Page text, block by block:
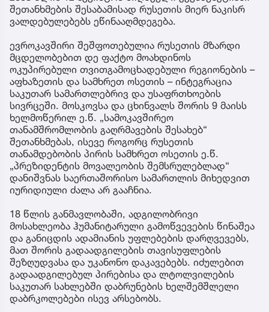
შეთანხმების შესაბამისად რუსეთის მიერ ნაკისრ
ვალდებულებებს ეწინააღმდეგება.
ევროკავშირი შეშფოთებულია რუსეთის მზარდი
მცდელობებით დე ფაქტო მოახდინოს
ოკუპირებული თვითგამოცხადებული რეგიონების –
აფხაზეთის და სამხრეთ ოსეთის – ინტეგრაცია
საკუთარ სამართლებრივ და უსაფრთხოების
სივრცეში. მოსკოვსა და ცხინვალს შორის 9 მაისს
ხელმოწერილ ე.წ. „სამოკავშირეო
თანამშრომლობის გაღრმავების შესახებ“
შეთანხმებას, ისევე როგორც რუსეთის
თანამდებობის პირის სამხრეთ ოსეთის ე.წ.
„პრეზიდენტის მოვალეობის შემსრულებლად“
დანიშვნას საერთაშორისო სამართლის მიხედვით
იურიდიული ძალა არ გააჩნია.
18 წლის განმავლობაში, ადგილობრივი
მოსახლეობა ჰუმანიტარული გამოწვევების წინაშეა
და განიცდის ადამიანის უფლებების დარღვევებს,
მათ შორის გადაადგილების თავისუფლების
შეზღუდვასა და უკანონო დაკავებებს. იძულებით
გადაადგილებულ პირებისა და ლტოლვილების
საკუთარ სახლებში დაბრუნების ხელშემშლელი
დაბრკოლებები ისევ არსებობს.